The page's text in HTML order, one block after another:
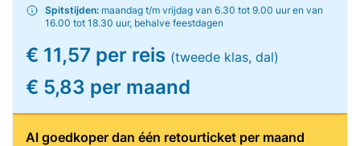
Spitstijden: maandag t/m vrijdag van 6.30 tot 9.00 uur en van
16.00 tot 18.30 uur, behalve feestdagen
€ 11,57 per reis (tweede klas, dal)
€ 5,83 per maand
Al goedkoper dan één retourticket per maand